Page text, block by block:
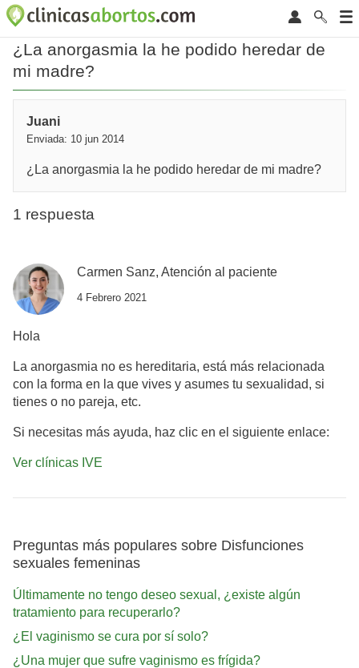
¿La anorgasmia la he podido heredar de
mi madre?
Juani
Enviada: 10 jun 2014
¿La anorgasmia la he podido heredar de mi madre?
1 respuesta
Carmen Sanz, Atención al paciente
4 Febrero 2021
Hola
La anorgasmia no es hereditaria, está más relacionada
con la forma en la que vives y asumes tu sexualidad, si
tienes o no pareja, etc.
Si necesitas más ayuda, haz clic en el siguiente enlace:
Ver clínicas IVE
Preguntas más populares sobre Disfunciones
sexuales femeninas
Últimamente no tengo deseo sexual, ¿existe algún
tratamiento para recuperarlo?
¿El vaginismo se cura por sí solo?
¿Una mujer que sufre vaginismo es frígida?